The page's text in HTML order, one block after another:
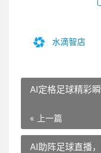
水滴智店
AI定格足球精彩
« 上一篇
AI助阵足球直播